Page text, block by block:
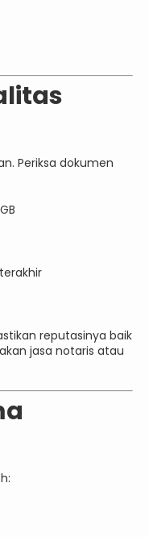
Periksa dokumen
reputasinya baik
jasa notaris atau